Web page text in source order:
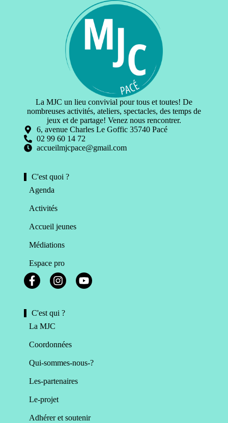
La MJC un lieu convivial pour tous et toutes! De
nombreuses activités, ateliers, spectacles, des temps de
jeux et de partage! Venez nous rencontrer.
6, avenue Charles Le Goffic 35740 Pacé
02 99 60 14 72
accueilmjcpace@gmail.com
C'est quoi ?
Agenda
Activités
Accueil jeunes
Médiations
Espace pro
C'est qui ?
La MJC
Coordonnées
Qui-sommes-nous-?
Les-partenaires
Le-projet
Adhérer et soutenir